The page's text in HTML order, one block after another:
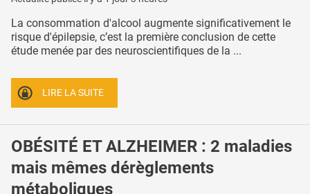
La consommation d'alcool augmente significativement le
risque d'épilepsie, c’est la première conclusion de cette
étude menée par des neuroscientifiques de la ...
LIRE LA SUITE
OBÉSITÉ ET ALZHEIMER : 2 maladies
mais mêmes dérèglements
métaboliques